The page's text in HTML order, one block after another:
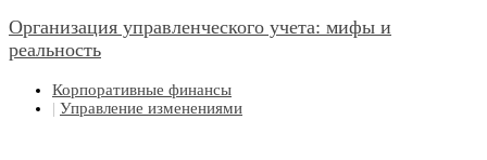
Организация управленческого учета: мифы и
реальность
Корпоративные финансы
| Управление изменениями